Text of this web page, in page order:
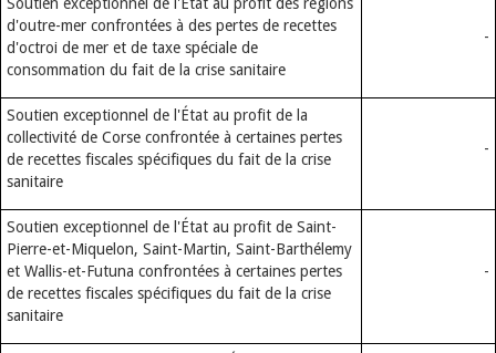
d'outre-mer confrontées à des pertes de recettes
d'octroi de mer et de taxe spéciale de
consommation du fait de la crise sanitaire
-
Soutien exceptionnel de l'État au profit de la
collectivité de Corse confrontée à certaines pertes
de recettes fiscales spécifiques du fait de la crise
sanitaire
-
Soutien exceptionnel de l'État au profit de Saint-
Pierre-et-Miquelon, Saint-Martin, Saint-Barthélemy
et Wallis-et-Futuna confrontées à certaines pertes
de recettes fiscales spécifiques du fait de la crise
sanitaire
-